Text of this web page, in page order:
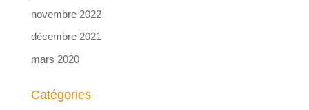
novembre 2022
décembre 2021
mars 2020
Catégories